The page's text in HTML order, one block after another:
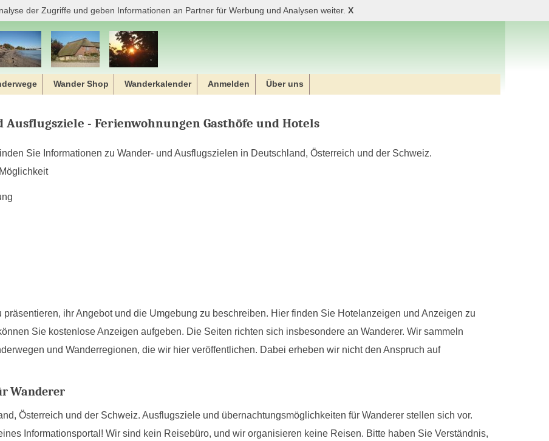
der Zugriffe und geben Informationen an Partner für Werbung und Analysen weiter. X
Wander Shop Wanderkalender Anmelden Über uns
- Ferienwohnungen Gasthöfe und Hotels
Sie Informationen zu Wander- und Ausflugszielen in Deutschland, Österreich und der Schweiz.
präsentieren, ihr Angebot und die Umgebung zu beschreiben. Hier finden Sie Hotelanzeigen und Anzeigen zu
Sie kostenlose Anzeigen aufgeben. Die Seiten richten sich insbesondere an Wanderer. Wir sammeln
und Wanderregionen, die wir hier veröffentlichen. Dabei erheben wir nicht den Anspruch auf
Wanderer
Österreich und der Schweiz. Ausflugsziele und übernachtungsmöglichkeiten für Wanderer stellen sich vor.
Informationsportal! Wir sind kein Reisebüro, und wir organisieren keine Reisen. Bitte haben Sie Verständnis,